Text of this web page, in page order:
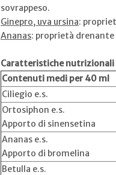
sovrappeso.
Ginepro, uva ursina:
Ananas: proprietà
Caratteristiche nutrizionali
Contenuti medi per 40 ml
Ciliegio e.s.
Ortosiphon e.s.
Apporto di sinensetina
Ananas e.s.
Apporto di bromelina
Betulla e.s.